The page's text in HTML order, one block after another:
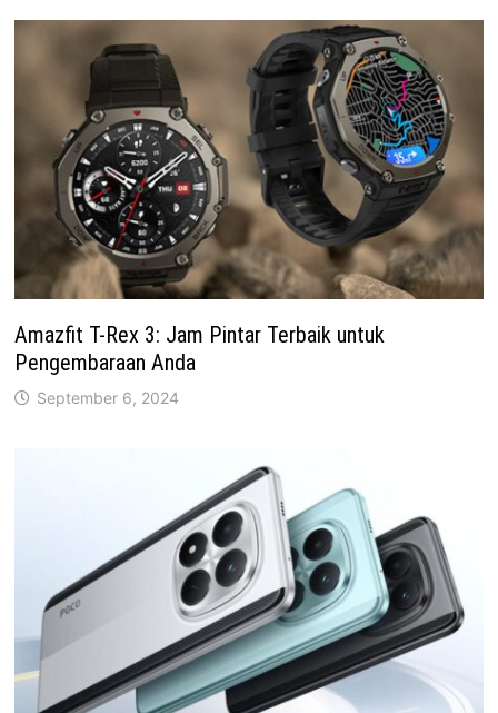
Amazfit T-Rex 3: Jam Pintar Terbaik untuk
Pengembaraan Anda
September 6, 2024